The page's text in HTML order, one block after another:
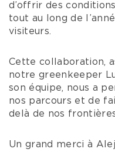
d’offrir des
tout au long de
visiteurs.
Cette collaboration,
notre greenkeeper
son équipe, nous a
nos parcours et de
delà de nos
Un grand merci à